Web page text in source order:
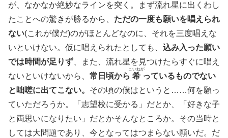
が、なかなか絶妙なラインを突く。まず流れ星に出くわし
たことへの驚きが勝るから、 ただの一度も願いを唱えられ
ない(これが僕だ)のがほとんどなのに、それを三度唱えな
いといけない。仮に唱えられたとしても、 込み入った願い
では時間が足りず 、また、流れ星を見つけたらすぐに唱え
ないといけないから、 常日頃から 希
こいねが
っているものでない
と咄嗟に出てこない。 その頃の僕はというと……何を願っ
ていただろうか。「志望校に受かる」だとか、「好きな子
と両思いになりたい」だとかそんなところか。その当時と
しては大問題であり、今となってはつまらない願いだ。だ